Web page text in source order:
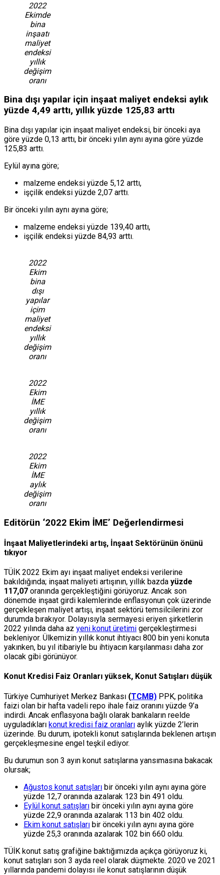
2022
Ekimde
bina
inşaatı
maliyet
endeksi
yıllık
değişim
oranı
Bina dışı yapılar için inşaat maliyet endeksi aylık
yüzde 4,49 arttı, yıllık yüzde 125,83 arttı
Bina dışı yapılar için inşaat maliyet endeksi, bir önceki aya
göre yüzde 0,13 arttı, bir önceki yılın aynı ayına göre yüzde
125,83 arttı.
Eylül ayına göre;
malzeme endeksi yüzde 5,12 arttı,
işçilik endeksi yüzde 2,07 arttı.
Bir önceki yılın aynı ayına göre;
malzeme endeksi yüzde 139,40 arttı,
işçilik endeksi yüzde 84,93 arttı.
2022
Ekim
bina
dışı
yapılar
içim
maliyet
endeksi
yıllık
değişim
oranı
2022
Ekim
İME
yıllık
değişim
oranı
2022
Ekim
İME
aylık
değişim
oranı
Editörün ‘2022 Ekim İME’ Değerlendirmesi
İnşaat Maliyetlerindeki artış, İnşaat Sektörünün önünü
tıkıyor
TÜİK 2022 Ekim ayı inşaat maliyet endeksi verilerine
bakıldığında; inşaat maliyeti artışının, yıllık bazda yüzde
117,07 oranında gerçekleştiğini görüyoruz. Ancak son
dönemde inşaat girdi kalemlerinde enflasyonun çok üzerinde
gerçekleşen maliyet artışı, inşaat sektörü temsilcilerini zor
durumda bırakıyor. Dolayısıyla sermayesi eriyen şirketlerin
2022 yılında daha az yeni konut üretimi gerçekleştirmesi
bekleniyor. Ülkemizin yıllık konut ihtiyacı 800 bin yeni konuta
yakınken, bu yıl itibariyle bu ihtiyacın karşılanması daha zor
olacak gibi görünüyor.
Konut Kredisi Faiz Oranları yüksek, Konut Satışları düşük
Türkiye Cumhuriyet Merkez Bankası (TCMB) PPK, politika
faizi olan bir hafta vadeli repo ihale faiz oranını yüzde 9’a
indirdi. Ancak enflasyona bağlı olarak bankaların reelde
uyguladıkları konut kredisi faiz oranları aylık yüzde 2’lerin
üzerinde. Bu durum, ipotekli konut satışlarında beklenen artışın
gerçekleşmesine engel teşkil ediyor.
Bu durumun son 3 ayın konut satışlarına yansımasına bakacak
olursak;
Ağustos konut satışları bir önceki yılın aynı ayına göre
yüzde 12,7 oranında azalarak 123 bin 491 oldu.
Eylül konut satışları bir önceki yılın aynı ayına göre
yüzde 22,9 oranında azalarak 113 bin 402 oldu.
Ekim konut satışları bir önceki yılın aynı ayına göre
yüzde 25,3 oranında azalarak 102 bin 660 oldu.
TÜİK konut satış grafiğine baktığımızda açıkça görüyoruz ki,
konut satışları son 3 ayda reel olarak düşmekte. 2020 ve 2021
yıllarında pandemi dolayısı ile konut satışlarının düşük